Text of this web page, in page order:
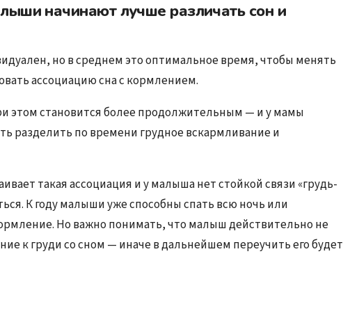
начинают лучше различать сон и
но в среднем это оптимальное время, чтобы менять
ассоциацию сна с кормлением.
этом становится более продолжительным — и у мамы
разделить по времени грудное вскармливание и
такая ассоциация и у малыша нет стойкой связи «грудь-
К году малыши уже способны спать всю ночь или
Но важно понимать, что малыш действительно не
к груди со сном — иначе в дальнейшем переучить его будет